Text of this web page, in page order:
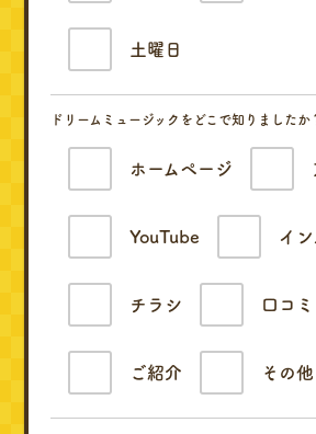
土曜日
ドリームミュージックをどこで知りましたか
ホームページ
YouTube イン
チラシ 口コミ
ご紹介 その他